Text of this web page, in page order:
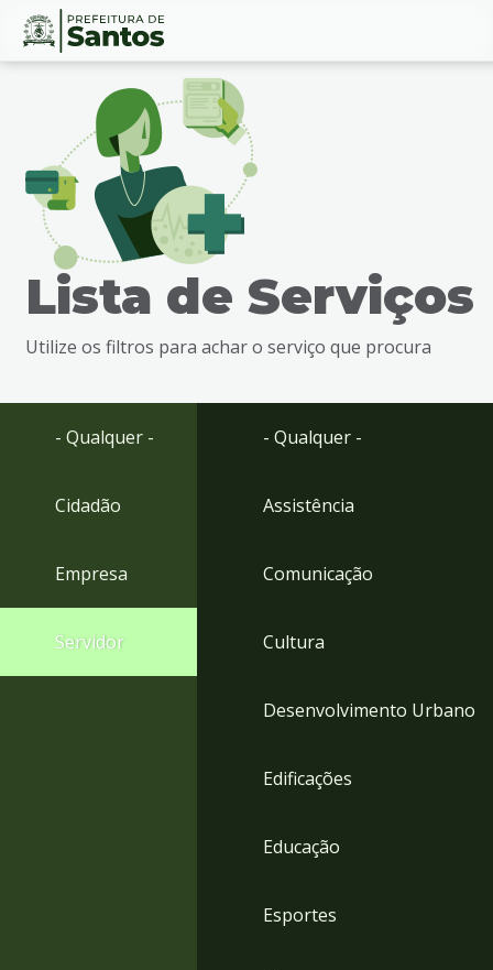
Ir
busca
Ir
Conteúdo
Lista de Serviços
Utilize os filtros para achar o serviço que procura
- Qualquer -
Cidadão
Empresa
Servidor
- Qualquer -
Assistência
Comunicação
Cultura
Desenvolvimento Urbano
Edificações
Educação
Esportes